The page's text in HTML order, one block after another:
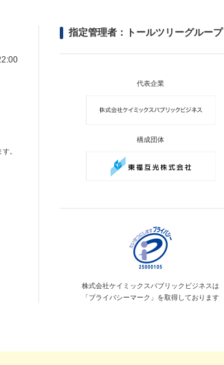
。
指定管理者：トールツリーグループ
代表企業
構成団体
株式会社ケイミックス パブリックビジネスは
「プライバシーマーク」を取得しております